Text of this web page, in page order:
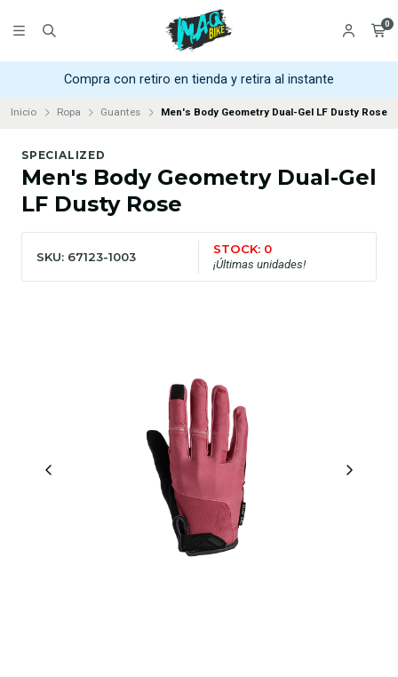
0
Compra con retiro en tienda y retira al instante
Inicio Ropa Guantes Men's Body Geometry Dual-Gel LF Dusty Rose
SPECIALIZED
Men's Body Geometry Dual-Gel
LF Dusty Rose
SKU: 67123-1003
STOCK: 0
¡Últimas unidades!